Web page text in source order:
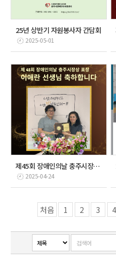
25년 상반기 자원봉사자 간담회
2025-05-01
제45회 장애인의날 충주시장상 표창
2025-04-24
처음 1 2 3 4